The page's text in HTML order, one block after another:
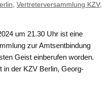
,Vertreterversammlung KZV,
um 21.30 Uhr ist eine
zur Amtsentbindung
Geist einberufen worden.
in der KZV Berlin, Georg-